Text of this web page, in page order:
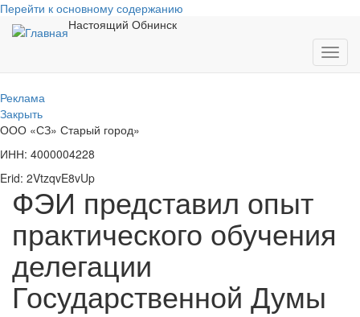
Перейти к основному содержанию
Настоящий Обнинск
Реклама
Закрыть
ООО «СЗ» Старый город»
ИНН: 4000004228
Erid: 2VtzqvE8vUp
ФЭИ представил опыт
практического обучения
делегации
Государственной Думы